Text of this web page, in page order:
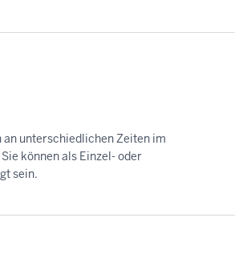
an unterschiedlichen Zeiten im
können als Einzel- oder
sein.